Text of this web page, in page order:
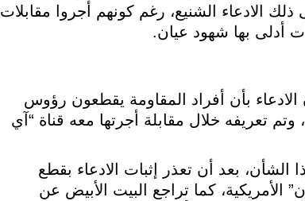
الادعاء الشنيع، رغم كونهم أجروا مقابلات
أدلى بها شهود عيان.
بأن أفراد المقاومة يقطعون رؤوس
تعريفه خلال مقابلة أجرتها معه قناة “آي
الشأن، بعد أن تعذر إثبات الادعاء بقطع
الأمريكية، كما تراجع البيت الأبيض عن